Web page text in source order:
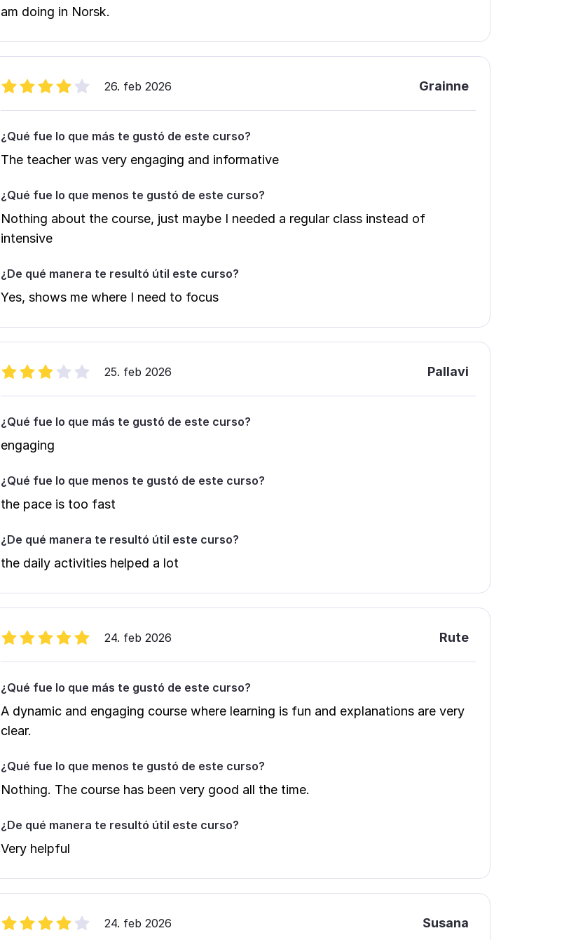
am doing in Norsk.
26. feb 2026 Grainne
¿Qué fue lo que más te gustó de este curso?
The teacher was very engaging and informative
¿Qué fue lo que menos te gustó de este curso?
Nothing about the course, just maybe I needed a regular class instead of
intensive
¿De qué manera te resultó útil este curso?
Yes, shows me where I need to focus
25. feb 2026 Pallavi
¿Qué fue lo que más te gustó de este curso?
engaging
¿Qué fue lo que menos te gustó de este curso?
the pace is too fast
¿De qué manera te resultó útil este curso?
the daily activities helped a lot
24. feb 2026 Rute
¿Qué fue lo que más te gustó de este curso?
A dynamic and engaging course where learning is fun and explanations are very
clear.
¿Qué fue lo que menos te gustó de este curso?
Nothing. The course has been very good all the time.
¿De qué manera te resultó útil este curso?
Very helpful
24. feb 2026 Susana